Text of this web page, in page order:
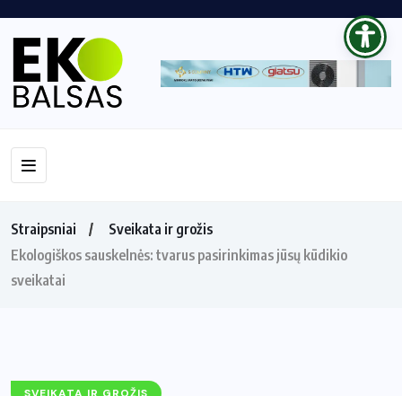
Straipsniai
Sveikata ir grožis
Ekologiškos sauskelnės: tvarus pasirinkimas jūsų kūdikio
sveikatai